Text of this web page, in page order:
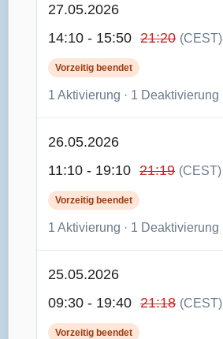
27.05.2026
14:10 - 15:50 21:20 (CEST)
Vorzeitig beendet
1 Aktivierung · 1 Deaktivierung
26.05.2026
11:10 - 19:10 21:19 (CEST)
Vorzeitig beendet
1 Aktivierung · 1 Deaktivierung
25.05.2026
09:30 - 19:40 21:18 (CEST)
Vorzeitig beendet